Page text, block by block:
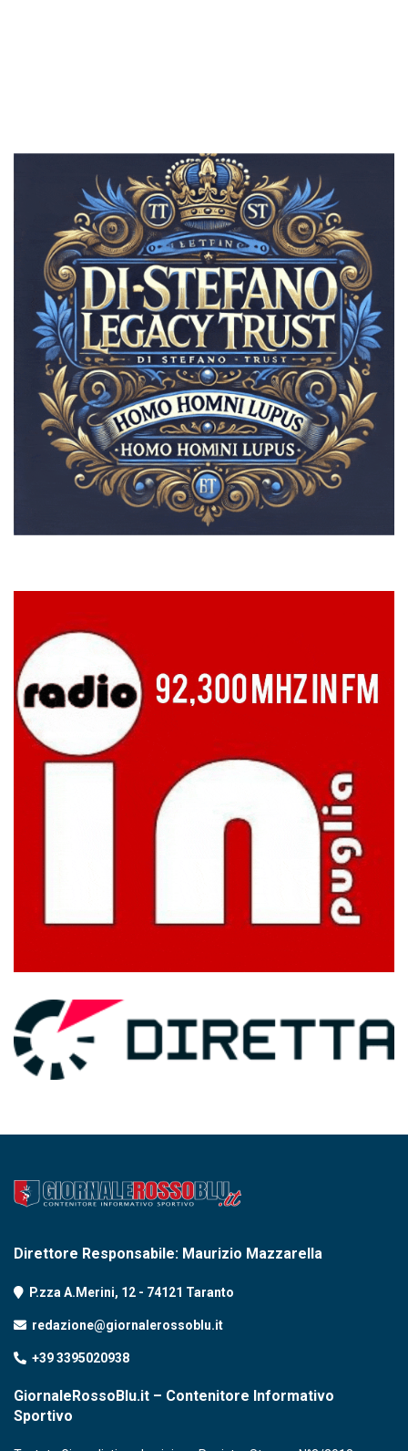
Direttore Responsabile: Maurizio Mazzarella
P.zza A.Merini, 12 - 74121 Taranto
redazione@giornalerossoblu.it
+39 3395020938
GiornaleRossoBlu.it – Contenitore Informativo
Sportivo